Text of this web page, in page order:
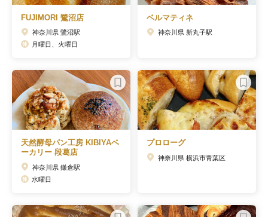
FUJIMORI 鷺沼店
神奈川県 鷺沼駅
月曜日、火曜日
ベルマティネ
神奈川県 新丸子駅
天然酵母パン工房 KIBIYAベ
ーカリー 段葛店
神奈川県 鎌倉駅
水曜日
プロローグ
神奈川県 横浜市青葉区